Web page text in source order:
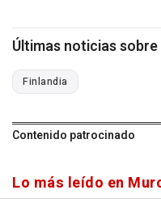
Últimas noticias
Finlandia
Contenido patrocinado
Lo más leído en